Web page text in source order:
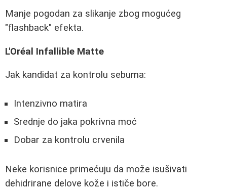
Manje pogodan za slikanje zbog mogućeg
"flashback" efekta.
L'Oréal Infallible Matte
Jak kandidat za kontrolu sebuma:
Intenzivno matira
Srednje do jaka pokrivna moć
Dobar za kontrolu crvenila
Neke korisnice primećuju da može isušivati
dehidrirane delove kože i ističe bore.